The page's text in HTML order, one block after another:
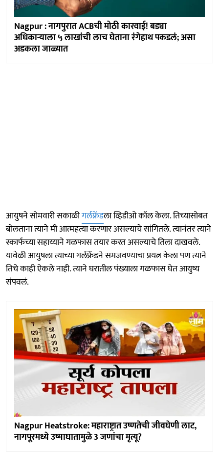
Nagpur : नागपुरात ACBची मोठी कारवाई! बड्या
अधिकाऱ्याला ५ लाखांची लाच घेताना रंगेहाथ पकडलं; असा
अडकला जाळ्यात
आयुषने सोमवारी सकाळीगर्लफ्रेंडला व्हिडीओ कॉल केला. तिच्यासोबत
बोलताना त्याने मी आत्महत्या करणार असल्याचे सांगितले. त्यानंतर त्याने
स्कार्फच्या सहाय्याने गळफास तयार करत असल्याचे तिला दाखवले.
यावेळी आयुषला त्याच्या गर्लफ्रेंडने समजवण्याचा प्रयत्न केला पण त्याने
तिचे काही ऐकले नाही. त्याने घरातील पंख्याला गळफास घेत आयुष्य
संपवलं.
Nagpur Heatstroke: महाराष्ट्रात उष्णतेची जीवघेणी लाट,
नागपूरमध्ये उष्माघातामुळे 3 जणांचा मृत्यू?